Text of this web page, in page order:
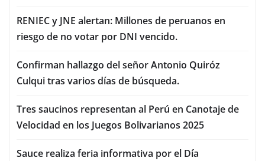
RENIEC y JNE alertan: Millones de peruanos en
riesgo de no votar por DNI vencido.
Confirman hallazgo del señor Antonio Quiróz
Culqui tras varios días de búsqueda.
Tres saucinos representan al Perú en Canotaje de
Velocidad en los Juegos Bolivarianos 2025
Sauce realiza feria informativa por el Día